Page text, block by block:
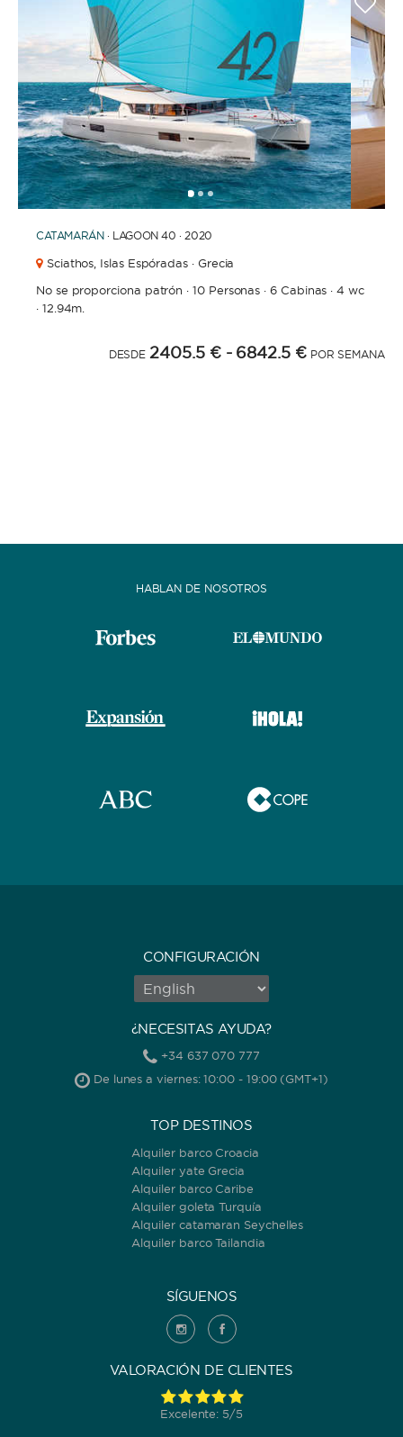
123
CATAMARÁN · LAGOON 40 · 2020
Sciathos, Islas Espóradas · Grecia
No se proporciona patrón ·10 Personas ·6 Cabinas ·4 wc
· 12.94m.
DESDE 2405.5 € - 6842.5 € POR SEMANA
HABLAN DE NOSOTROS
CONFIGURACIÓN
¿NECESITAS AYUDA?
+34 637 070 777
De lunes a viernes: 10:00 - 19:00 (GMT+1)
TOP DESTINOS
Alquiler barco Croacia
Alquiler yate Grecia
Alquiler barco Caribe
Alquiler goleta Turquía
Alquiler catamaran Seychelles
Alquiler barco Tailandia
SÍGUENOS
VALORACIÓN DE CLIENTES
Excelente: 5/5